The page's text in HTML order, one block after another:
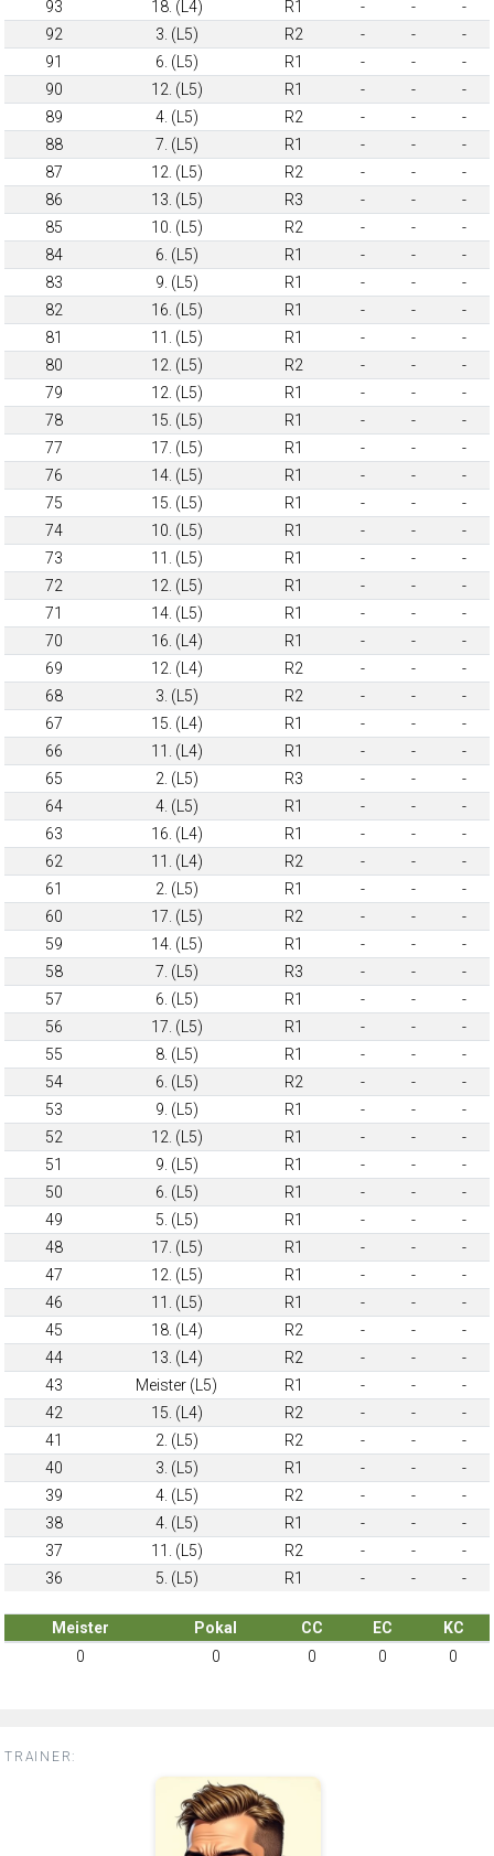
93 18. (L4) R1 - -
-
92
3. (L5) R2 - -
-
91
6. (L5) R1 - -
-
90
12. (L5) R1 - -
-
89
4. (L5) R2 - -
-
88
7. (L5) R1 - -
-
87
12. (L5) R2 - -
-
86
13. (L5) R3 - -
-
85
10. (L5) R2 - -
-
84
6. (L5) R1 - -
-
83
9. (L5) R1 - -
-
82
16. (L5) R1 - -
-
81
11. (L5) R1 - -
-
80
12. (L5) R2 - -
-
79
12. (L5) R1 - -
-
78
15. (L5) R1 - -
-
77
17. (L5) R1 - -
-
76
14. (L5) R1 - -
-
75
15. (L5) R1 - -
-
74
10. (L5) R1 - -
-
73
11. (L5) R1 - -
-
72
12. (L5) R1 - -
-
71
14. (L5) R1 - -
-
70
16. (L4) R1 - -
-
69
12. (L4) R2 - -
-
68
3. (L5) R2 - -
-
67
15. (L4) R1 - -
-
66
11. (L4) R1 - -
-
65
2. (L5) R3 - -
-
64
4. (L5) R1 - -
-
63
16. (L4) R1 - -
-
62
11. (L4) R2 - -
-
61
2. (L5) R1 - -
-
60
17. (L5) R2 - -
-
59
14. (L5) R1 - -
-
58
7. (L5) R3 - -
-
57
6. (L5) R1 - -
-
56
17. (L5) R1 - -
-
55
8. (L5) R1 - -
-
54
6. (L5) R2 - -
-
53
9. (L5) R1 - -
-
52
12. (L5) R1 - -
-
51
9. (L5) R1 - -
-
50
6. (L5) R1 - -
-
49
5. (L5) R1 - -
-
48
17. (L5) R1 - -
-
47
12. (L5) R1 - -
-
46
11. (L5) R1 - -
-
45
18. (L4) R2 - -
-
44
13. (L4) R2 - -
-
43
Meister (L5) R1 - -
-
42
15. (L4) R2 - -
-
41
2. (L5) R2 - -
-
40
3. (L5) R1 - -
-
39
4. (L5) R2 - -
-
38
4. (L5) R1 - -
-
37
11. (L5) R2 - -
-
36
5. (L5) R1 - - -
Meister Pokal CC EC
KC
0
0 0 0 0
TRAINER: